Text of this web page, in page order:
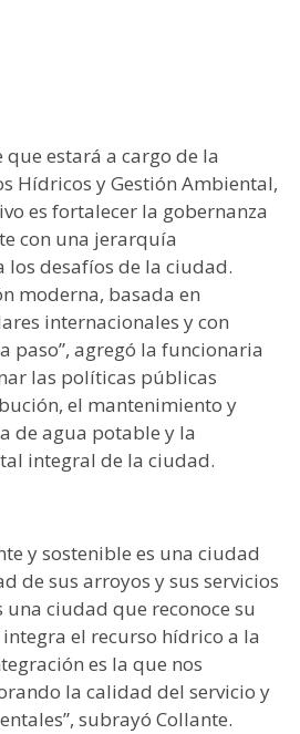
estará a cargo de la
Hídricos y Gestión Ambiental,
es fortalecer la gobernanza
con una jerarquía
desafíos de la ciudad.
moderna, basada en
internacionales y con
paso”, agregó la funcionaria
las políticas públicas
el mantenimiento y
de agua potable y la
integral de la ciudad.
y sostenible es una ciudad
de sus arroyos y sus servicios
una ciudad que reconoce su
el recurso hídrico a la
es la que nos
la calidad del servicio y
subrayó Collante.